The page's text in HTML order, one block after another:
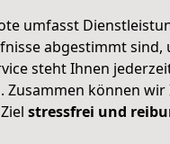
umfasst
abgestimmt sind,
steht Ihnen
Zusammen können wir
stressfrei und